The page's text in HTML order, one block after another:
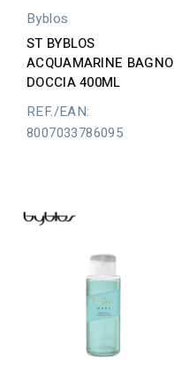
Byblos
ST BYBLOS
ACQUAMARINE BAGNO
DOCCIA 400ML
REF./EAN:
8007033786095